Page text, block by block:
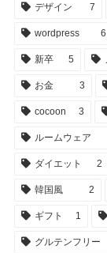
デザイン 7
wordpress 6
新卒 5
お金 3
cocoon 3
ルームウェア
ダイエット 2
韓国風 2
ギフト 1
グルテンフリー